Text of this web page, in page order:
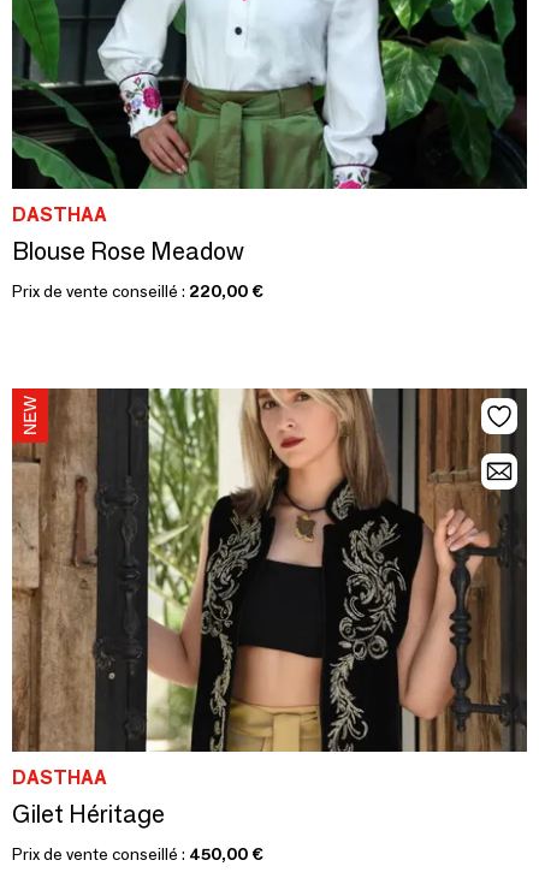
DASTHAA
Blouse Rose Meadow
Prix de vente conseillé : 220,00 €
DASTHAA
Gilet Héritage
Prix de vente conseillé : 450,00 €